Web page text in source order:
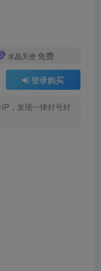
水晶天使 免费
登录购买
，发现一律封号封